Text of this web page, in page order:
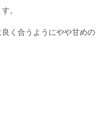
。
く合うようにやや甘めの